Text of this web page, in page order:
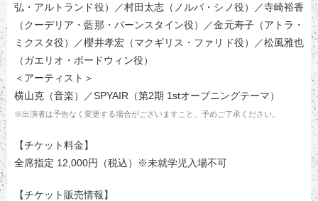
弘・アルトランド役）／村田太志（ノルバ・シノ役）／寺崎裕香
（クーデリア・藍那・バーンスタイン役）／金元寿子（アトラ・
ミクスタ役）／櫻井孝宏（マクギリス・ファリド役）／松風雅也
（ガエリオ・ボードウィン役）
＜アーティスト＞
横山克（音楽）／SPYAIR（第2期 1stオープニングテーマ）
※出演者は予告なく変更する場合がございますこと、予めご了承ください。
【チケット料金】
全席指定 12,000円（税込）※未就学児入場不可
【チケット販売情報】